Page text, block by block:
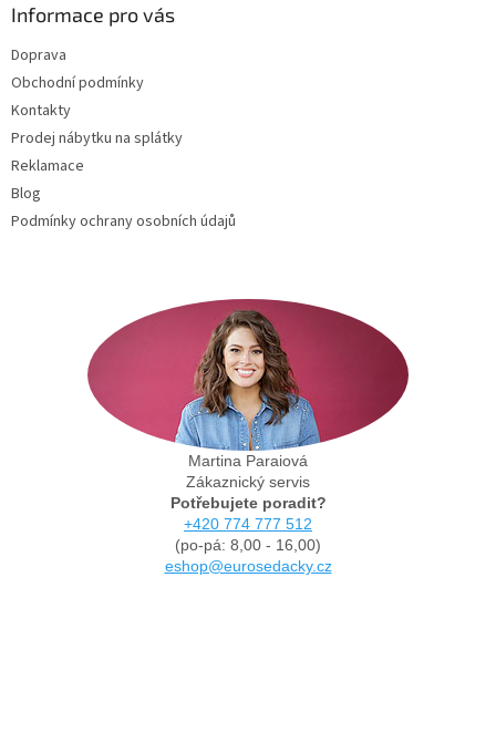
Informace pro vás
Doprava
Obchodní podmínky
Kontakty
Prodej nábytku na splátky
Reklamace
Blog
Podmínky ochrany osobních údajů
Martina Paraiová
Zákaznický servis
Potřebujete poradit?
+420 774 777 512
(po-pá: 8,00 - 16,00)
eshop@eurosedacky.cz